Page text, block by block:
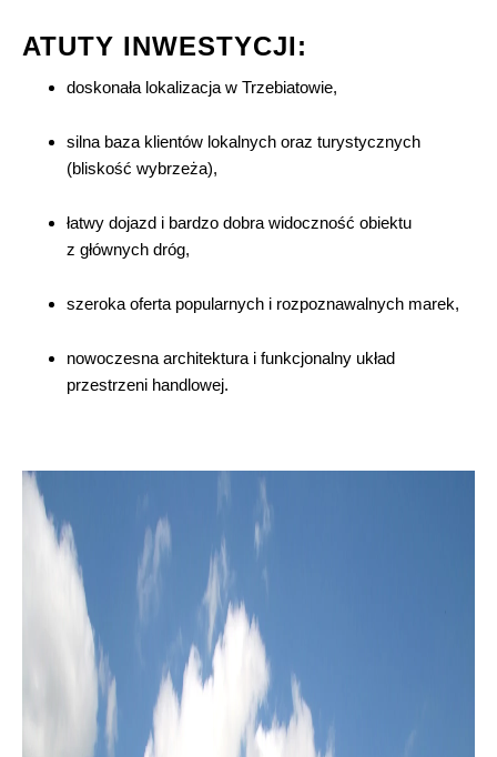
ATUTY INWESTYCJI:
doskonała lokalizacja w Trzebiatowie,
silna baza klientów lokalnych oraz turystycznych
(bliskość wybrzeża),
łatwy dojazd i bardzo dobra widoczność obiektu
z głównych dróg,
szeroka oferta popularnych i rozpoznawalnych marek,
nowoczesna architektura i funkcjonalny układ
przestrzeni handlowej.